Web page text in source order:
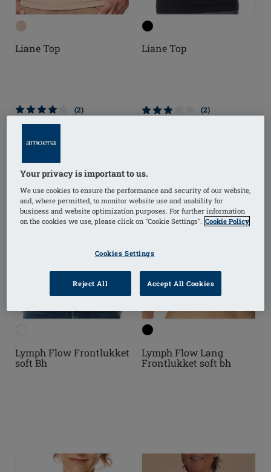
Liane Top
(2)
Liane Top
(2)
Lymph Flow Frontlukket
soft Bh
Lymph Flow Lang
Frontlukket soft bh
Your privacy is important to us.
We use cookies to ensure the performance and security of our website,
and, where permitted, to monitor website use and usability for
business and website optimization purposes. For further information
on the cookies we use, please click on "Cookie Settings". Cookie Policy
Cookies Settings
Reject All Accept All Cookies